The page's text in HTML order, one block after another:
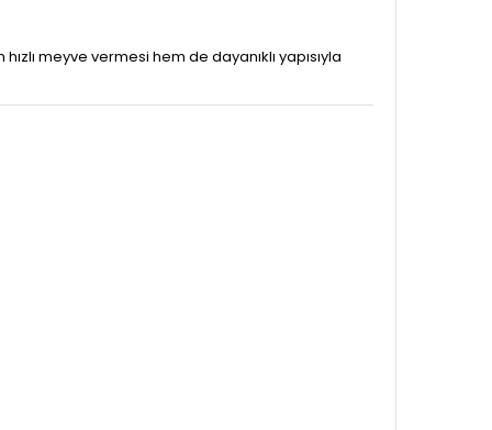
meyve vermesi hem de dayanıklı yapısıyla